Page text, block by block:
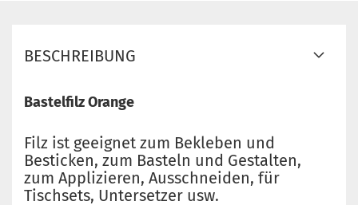
BESCHREIBUNG
Bastelfilz Orange
Filz ist geeignet zum Bekleben und
Besticken, zum Basteln und Gestalten,
zum Applizieren, Ausschneiden, für
Tischsets, Untersetzer usw.